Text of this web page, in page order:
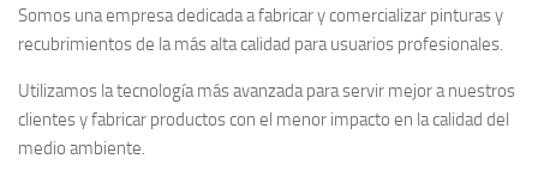
Somos una empresa dedicada a fabricary comercializar pinturas y
recubrimientos de la más alta calidad para usuarios profesionales.
Utilizamos la tecnología más avanzada para servir mejor a nuestros
clientes y fabricar productos con el menor impacto en la calidad del
medio ambiente.